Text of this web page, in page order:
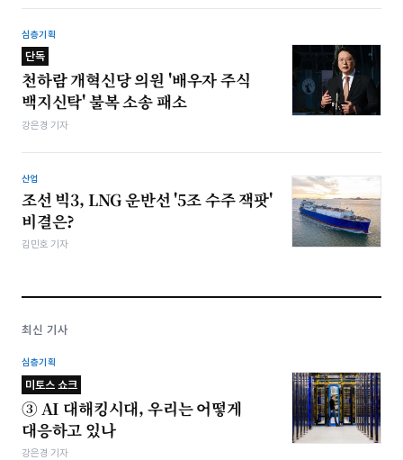
심층기획
단독
천하람 개혁신당 의원 '배우자 주식
백지신탁' 불복 소송 패소
강은경 기자
산업
조선 빅3, LNG 운반선 '5조 수주 잭팟'
비결은?
김민호 기자
최신 기사
심층기획
미토스 쇼크
③ AI 대해킹시대, 우리는 어떻게
대응하고 있나
강은경 기자